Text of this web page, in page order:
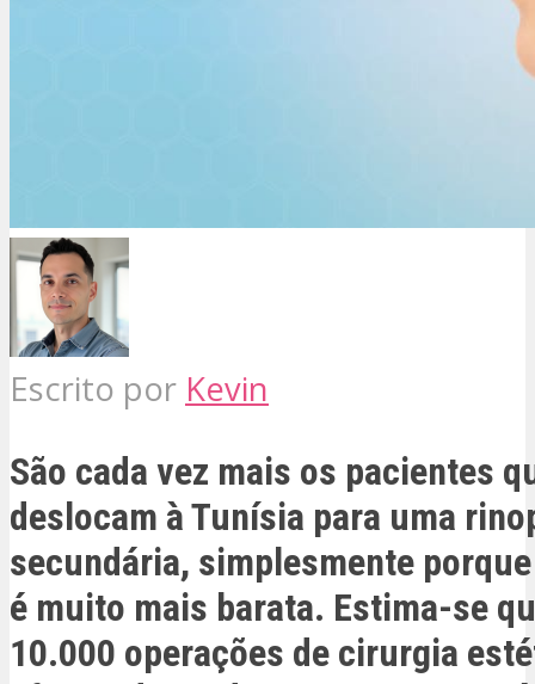
Escrito por Kevin
São cada vez mais os pacientes
deslocam à Tunísia para uma
secundária, simplesmente
é muito mais barata. Estima-se
10.000 operações de cirurgia